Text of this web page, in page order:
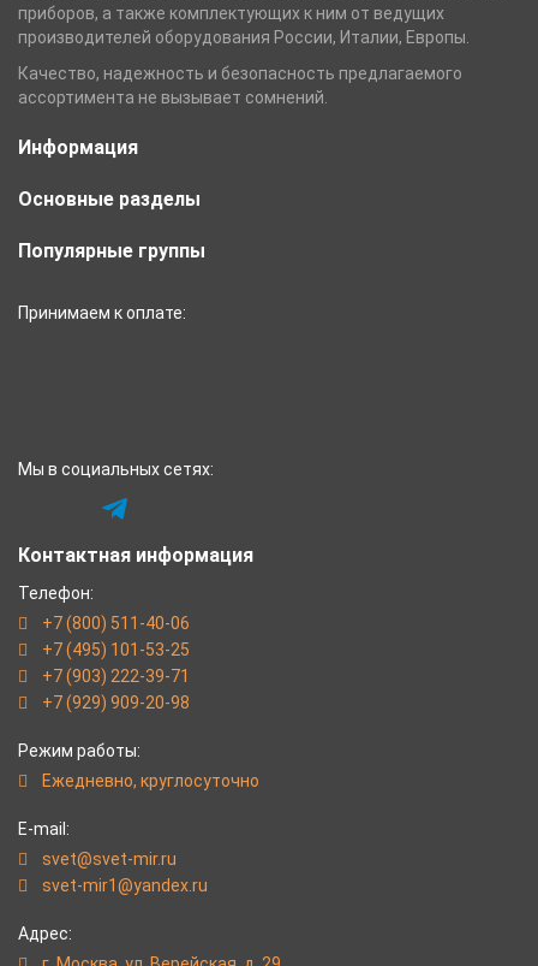
приборов, а также комплектующих к ним от ведущих
производителей оборудования России, Италии, Европы.
Качество, надежность и безопасность предлагаемого
ассортимента не вызывает сомнений.
Информация
Основные разделы
Популярные группы
Принимаем к оплате:
Мы в социальных сетях:
Контактная информация
Телефон:
+7 (800) 511-40-06
+7 (495) 101-53-25
+7 (903) 222-39-71
+7 (929) 909-20-98
Режим работы:
Eжедневно, круглосуточно
E-mail:
svet@svet-mir.ru
svet-mir1@yandex.ru
Адрес: